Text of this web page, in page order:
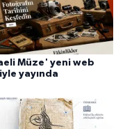
Müze' yeni web
yayında